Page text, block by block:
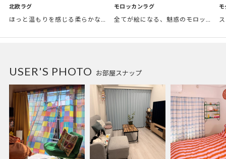
北欧ラグ モロッカンラグ
お部屋スナップ
USER'S PHOTO